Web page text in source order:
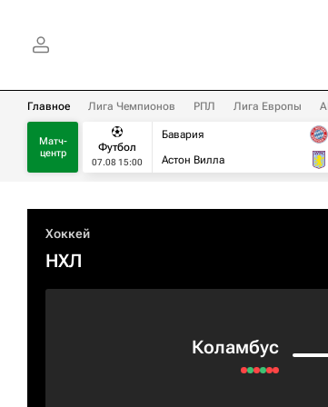
Главное Лига Чемпионов РПЛ Лига Европы
Матч-
центр
Футбол
07.08 15:00
Бавария
Астон Вилла
Хоккей
НХЛ
Коламбус